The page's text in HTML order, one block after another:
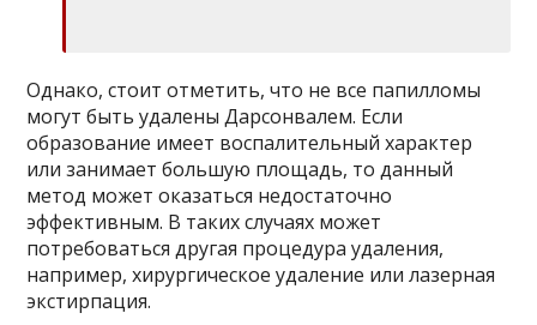
Однако, стоит отметить, что не все папилломы
могут быть удалены Дарсонвалем. Если
образование имеет воспалительный характер
или занимает большую площадь, то данный
метод может оказаться недостаточно
эффективным. В таких случаях может
потребоваться другая процедура удаления,
например, хирургическое удаление или лазерная
экстирпация.